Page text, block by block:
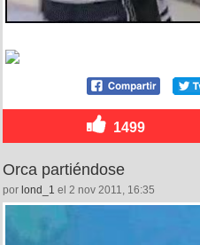
1499
Orca partiéndose
por lond_1 el 2 nov 2011, 16:35